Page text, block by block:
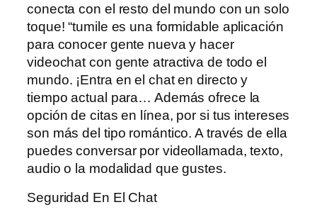
conecta con el resto del mundo con un solo
toque! “tumile es una formidable aplicación
para conocer gente nueva y hacer
videochat con gente atractiva de todo el
mundo. ¡Entra en el chat en directo y
tiempo actual para… Además ofrece la
opción de citas en línea, por si tus intereses
son más del tipo romántico. A través de ella
puedes conversar por videollamada, texto,
audio o la modalidad que gustes.
Seguridad En El Chat